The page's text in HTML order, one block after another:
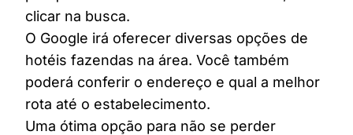
clicar na busca.
O Google irá oferecer diversas opções de
hotéis fazendas na área. Você também
poderá conferir o endereço e qual a melhor
rota até o estabelecimento.
Uma ótima opção para não se perder